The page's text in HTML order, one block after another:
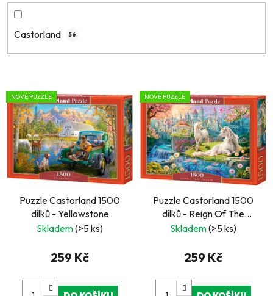
Castorland 56
V
ý
p
p
NOVÉ PUZZLE
Puzzle Castorland 1500
dílků - Yellowstone
Skladem(>5 ks)
259 Kč
NOVÉ PUZZLE
Puzzle Castorland 1500
dílků - Reign Of The
Unicorn
Skladem(>5 ks)
259 Kč